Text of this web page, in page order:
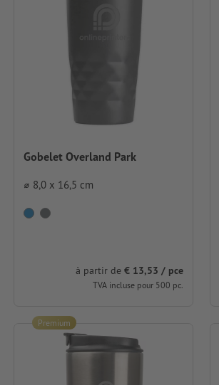
Gobelet Overland Park
⌀ 8,0 x 16,5 cm
à partir de € 13,53 / pce
TVA incluse pour 500 pc.
Premium